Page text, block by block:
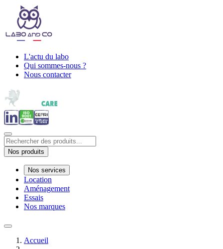
L'actu du labo
Qui sommes-nous ?
Nous contacter
Nos produits
Nos services
Location
Aménagement
Essais
Nos marques
Accueil